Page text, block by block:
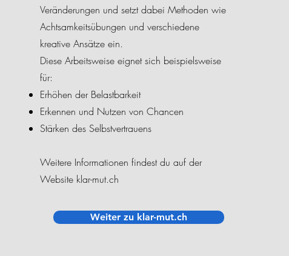
Veränderungen und setzt dabei Methoden wie
Achtsamkeitsübungen und verschiedene
kreative Ansätze ein.
Diese Arbeitsweise eignet sich beispielsweise
für:
Erhöhen der Belastbarkeit
Erkennen und Nutzen von Chancen
Stärken des Selbstvertrauens
Weitere Informationen findest du auf der
Website klar-mut.ch
Weiter zu klar-mut.ch